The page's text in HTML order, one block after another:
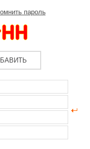
пароль